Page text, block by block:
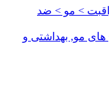
> مو > ضد
های مو, بهداشتی و